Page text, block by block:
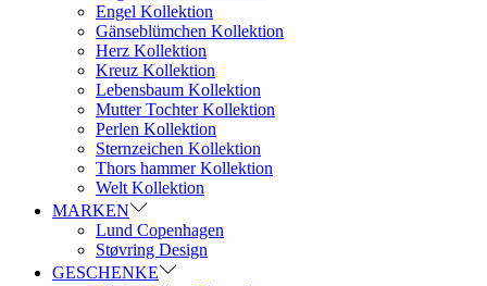
Engel Kollektion
Gänseblümchen Kollektion
Herz Kollektion
Kreuz Kollektion
Lebensbaum Kollektion
Mutter Tochter Kollektion
Perlen Kollektion
Sternzeichen Kollektion
Thors hammer Kollektion
Welt Kollektion
MARKEN
Lund Copenhagen
Støvring Design
GESCHENKE